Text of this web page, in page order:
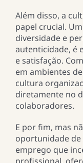
Além disso, a
papel crucial.
diversidade e
autenticidade, é
e satisfação.
em ambientes
cultura
diretamente no
colaboradores.
E por fim, mas
oportunidade
emprego que